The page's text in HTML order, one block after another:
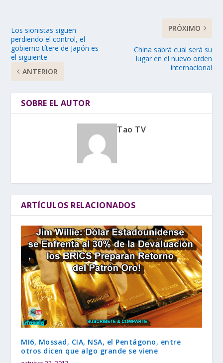
Los sionistas siguen
perdiendo el control, el
gobierno títere de Japón es
el siguiente
ANTERIOR
PRÓXIMO
China sabrá cual será su
lugar en el nuevo orden
internacional
SOBRE EL AUTOR
Tao TV
ARTÍCULOS RELACIONADOS
MI6, Mossad, CIA, NSA, el Pentágono, entre
otros dicen que algo grande se viene